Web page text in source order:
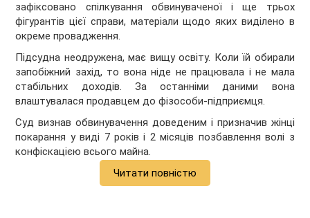
зафіксовано спілкування обвинуваченої і ще трьох
фігурантів цієї справи, матеріали щодо яких виділено в
окреме провадження.
Підсудна неодружена, має вищу освіту. Коли їй обирали
запобіжний захід, то вона ніде не працювала і не мала
стабільних доходів. За останніми даними вона
влаштувалася продавцем до фізособи-підприємця.
Суд визнав обвинувачення доведеним і призначив жінці
покарання у виді 7 років і 2 місяців позбавлення волі з
конфіскацією всього майна.
Читати повністю